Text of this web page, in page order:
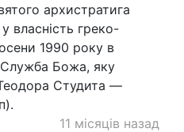
архистратига
власність греко-
1990 року в
Служба Божа, яку
Студита —
11 місяців назад